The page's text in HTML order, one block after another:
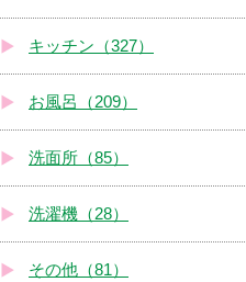
キッチン（327）
お風呂（209）
洗面所（85）
洗濯機（28）
その他（81）